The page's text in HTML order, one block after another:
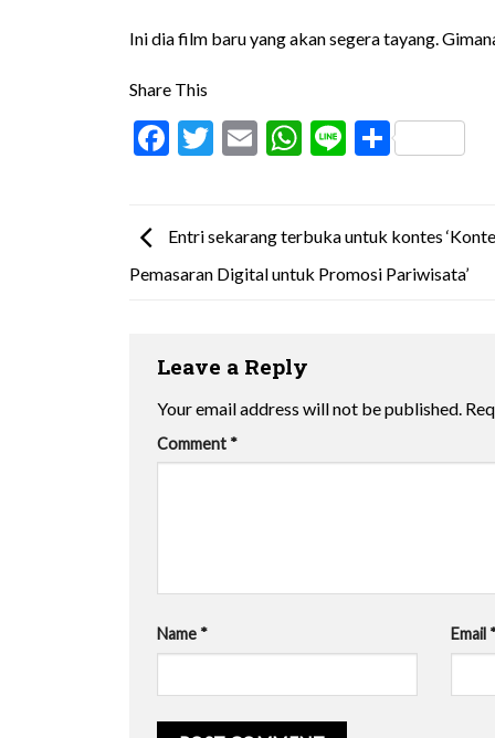
Ini dia film baru yang akan segera tayang.
Share This
Facebook
Twitter
EmailWhatsApp
LineShare
Entri sekarang terbuka untuk kontes
Pemasaran Digital untuk Promosi Pariwisata’
Leave a Reply
Your email address will not be published.
Comment *
Name * Email